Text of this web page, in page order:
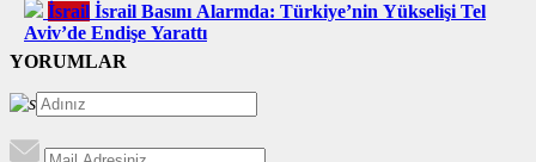
İsrail İsrail Basını Alarmda: Türkiye’nin Yükselişi Tel
Aviv’de Endişe Yarattı
YORUMLAR